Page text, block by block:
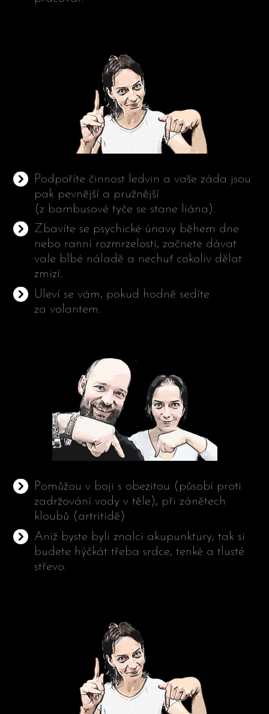
Podpoříte činnost ledvin a vaše záda jsou
pak pevnější a pružnější
(z bambusové tyče se stane liána).
Zbavíte se psychické únavy během dne
nebo ranní rozmrzelosti, začnete dávat
vale blbé náladě a nechuť cokoliv dělat
zmizí.
Uleví se vám, pokud hodně sedíte
za volantem.
Pomůžou v boji s obezitou (působí proti
zadržování vody v těle), při zánětech
kloubů (artritidě)
Aniž byste byli znalci akupunktury, tak si
budete hýčkát třeba srdce, tenké a tlusté
střevo.